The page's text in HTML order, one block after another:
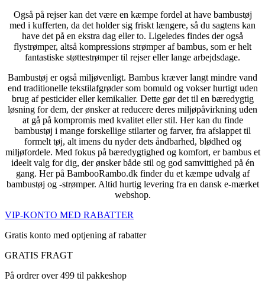
Også på rejser kan det være en kæmpe fordel at have bambustøj
med i kufferten, da det holder sig friskt længere, så du sagtens kan
have det på en ekstra dag eller to. Ligeledes findes der også
flystrømper, altså kompressions strømper af bambus, som er helt
fantastiske støttestrømper til rejser eller lange arbejdsdage.
Bambustøj er også miljøvenligt. Bambus kræver langt mindre vand
end traditionelle tekstilafgrøder som bomuld og vokser hurtigt uden
brug af pesticider eller kemikalier. Dette gør det til en bæredygtig
løsning for dem, der ønsker at reducere deres miljøpåvirkning uden
at gå på kompromis med kvalitet eller stil. Her kan du finde
bambustøj i mange forskellige stilarter og farver, fra afslappet til
formelt tøj, alt imens du nyder dets åndbarhed, blødhed og
miljøfordele. Med fokus på bæredygtighed og komfort, er bambus et
ideelt valg for dig, der ønsker både stil og god samvittighed på én
gang. Her på BambooRambo.dk finder du et kæmpe udvalg af
bambustøj og -strømper. Altid hurtig levering fra en dansk e-mærket
webshop.
VIP-KONTO MED RABATTER
Gratis konto med optjening af rabatter
GRATIS FRAGT
På ordrer over 499 til pakkeshop